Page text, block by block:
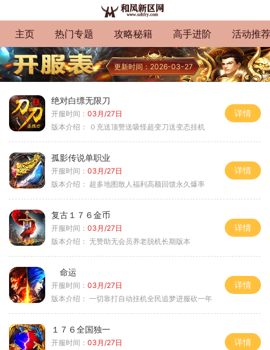
主页 热门专题 攻略秘籍 高手进阶 活动推荐
更新时间：2026-03-27
绝对白缥无限刀
开服时间： 03月/27日
版本介绍：
０充送顶赞送吸怪超变刀送变态挂机
详情
孤影传说单职业
开服时间： 03月/27日
版本介绍： 超多地图散人福利高额回馈永久爆率
详情
复古１７６金币
开服时间： 03月/27日
版本介绍： 无赞助无会员养老脱机长期版本
详情
命运
开服时间： 03月/27日
版本介绍： 一切靠打自动挂机全民追梦进服砍一年
详情
１７６全国独一
开服时间： 03月/27日
详情